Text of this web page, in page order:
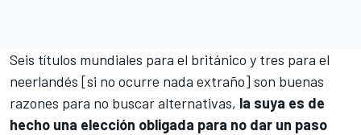
Seis títulos mundiales para el británico y tres para el
neerlandés [si no ocurre nada extraño] son buenas
razones para no buscar alternativas, la suya es de
hecho una elección obligada para no dar un paso